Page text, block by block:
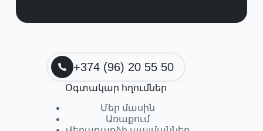
+374 (96) 20 55 50
Օգտակար հղումներ
Մեր մասին
Առաքում